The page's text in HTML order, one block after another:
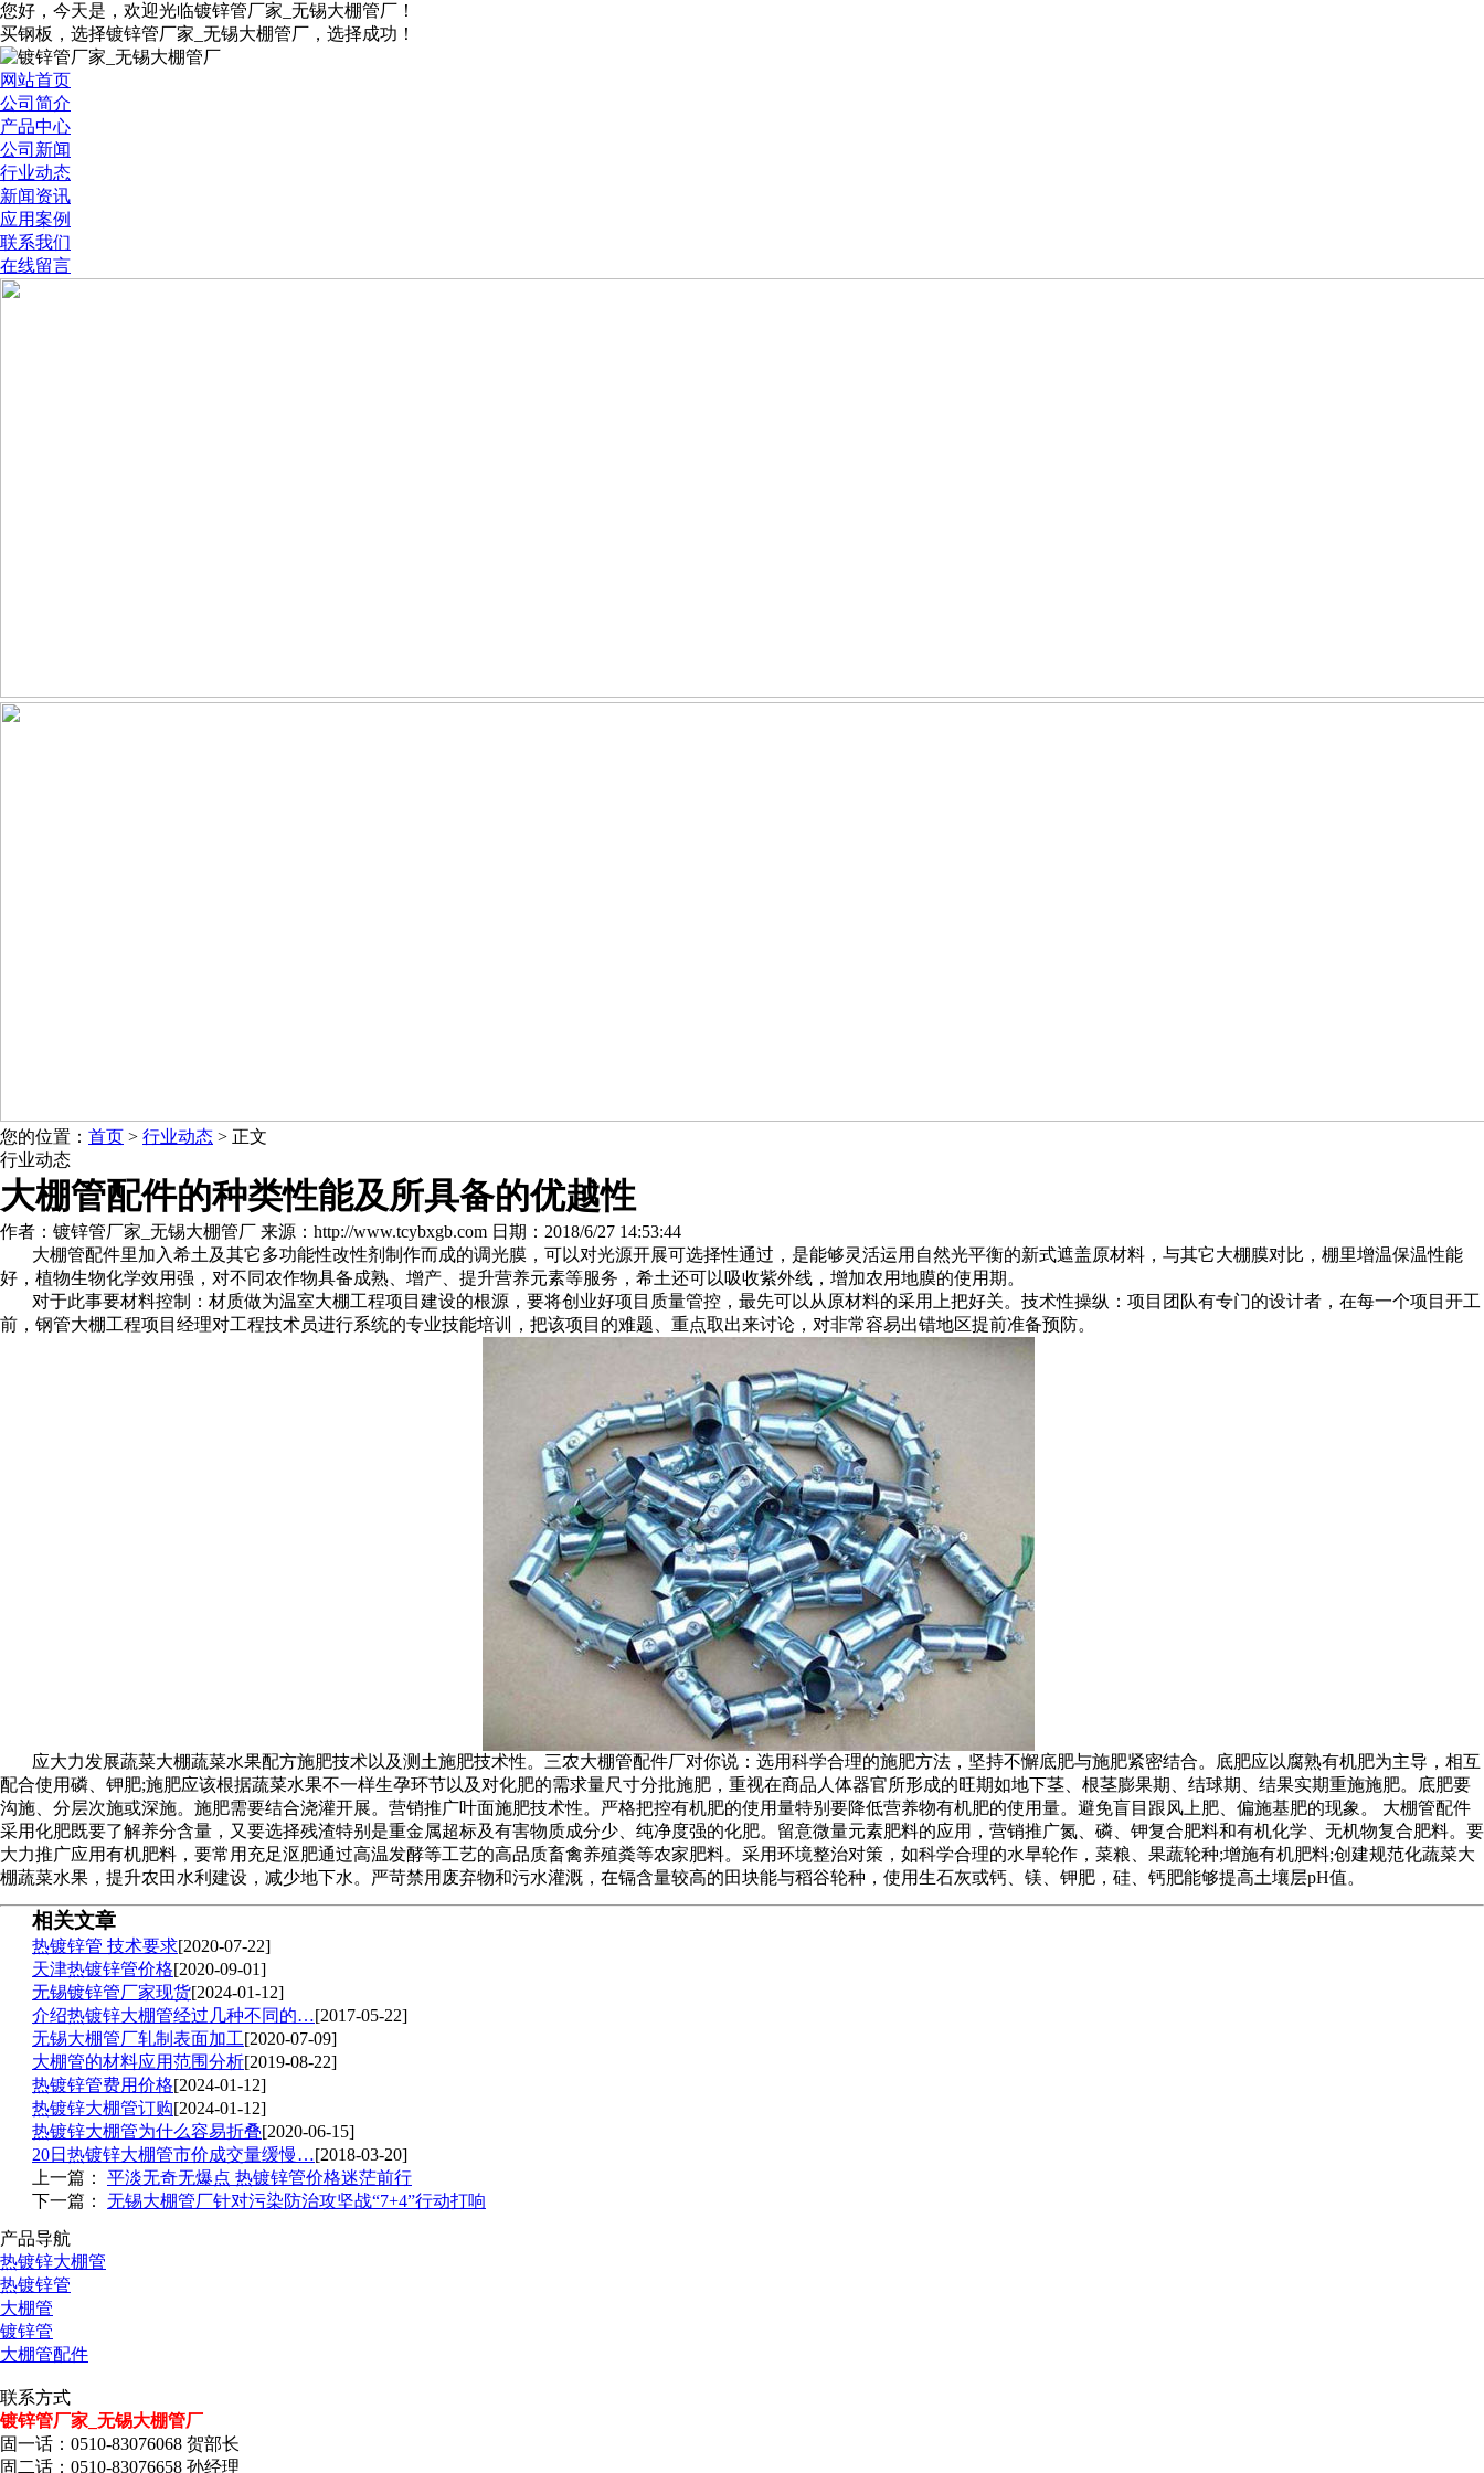
您好，今天是 ，欢迎光临镀锌管厂家_无锡大棚管厂！
买钢板，选择镀锌管厂家_无锡大棚管厂，选择成功！
网站首页
公司简介
产品中心
公司新闻
行业动态
新闻资讯
应用案例
联系我们
在线留言
您的位置： 首页 > 行业动态 > 正文
行业动态
大棚管配件的种类性能及所具备的优越性
作者：镀锌管厂家_无锡大棚管厂 来源：http://www.tcybxgb.com 日期：2018/6/27 14:53:44
大棚管配件里加入希土及其它多功能性改性剂制作而成的调光膜，可以对光源开展可选择性通过，是能够灵活运用自然光平衡的新式遮盖原材料，与其它大棚膜对比，棚里增温保温性能
好，植物生物化学效用强，对不同农作物具备成熟、增产、提升营养元素等服务，希土还可以吸收紫外线，增加农用地膜的使用期。
对于此事要材料控制：材质做为温室大棚工程项目建设的根源，要将创业好项目质量管控，最先可以从原材料的采用上把好关。技术性操纵：项目团队有专门的设计者，在每一个项目开工
前，钢管大棚工程项目经理对工程技术员进行系统的专业技能培训，把该项目的难题、重点取出来讨论，对非常容易出错地区提前准备预防。
应大力发展蔬菜大棚蔬菜水果配方施肥技术以及测土施肥技术性。三农大棚管配件厂对你说：选用科学合理的施肥方法，坚持不懈底肥与施肥紧密结合。底肥应以腐熟有机肥为主导，相互
配合使用磷、钾肥;施肥应该根据蔬菜水果不一样生孕环节以及对化肥的需求量尺寸分批施肥，重视在商品人体器官所形成的旺期如地下茎、根茎膨果期、结球期、结果实期重施施肥。底肥要
沟施、分层次施或深施。施肥需要结合浇灌开展。营销推广叶面施肥技术性。严格把控有机肥的使用量特别要降低营养物有机肥的使用量。避免盲目跟风上肥、偏施基肥的现象。 大棚管配件
采用化肥既要了解养分含量，又要选择残渣特别是重金属超标及有害物质成分少、纯净度强的化肥。留意微量元素肥料的应用，营销推广氮、磷、钾复合肥料和有机化学、无机物复合肥料。要
大力推广应用有机肥料，要常用充足沤肥通过高温发酵等工艺的高品质畜禽养殖粪等农家肥料。采用环境整治对策，如科学合理的水旱轮作，菜粮、果蔬轮种;增施有机肥料;创建规范化蔬菜大
棚蔬菜水果，提升农田水利建设，减少地下水。严苛禁用废弃物和污水灌溉，在镉含量较高的田块能与稻谷轮种，使用生石灰或钙、镁、钾肥，硅、钙肥能够提高土壤层pH值。
相关文章
热镀锌管 技术要求[2020-07-22]
天津热镀锌管价格[2020-09-01]
无锡镀锌管厂家现货[2024-01-12]
介绍热镀锌大棚管经过几种不同的…[2017-05-22]
无锡大棚管厂轧制表面加工[2020-07-09]
大棚管的材料应用范围分析[2019-08-22]
热镀锌管费用价格[2024-01-12]
热镀锌大棚管订购[2024-01-12]
热镀锌大棚管为什么容易折叠[2020-06-15]
20日热镀锌大棚管市价成交量缓慢…[2018-03-20]
上一篇： 平淡无奇无爆点 热镀锌管价格迷茫前行
下一篇： 无锡大棚管厂针对污染防治攻坚战“7+4”行动打响
产品导航
热镀锌大棚管
热镀锌管
大棚管
镀锌管
大棚管配件
联系方式
镀锌管厂家_无锡大棚管厂
固一话：0510-83076068 贺部长
固二话：0510-83076658 孙经理